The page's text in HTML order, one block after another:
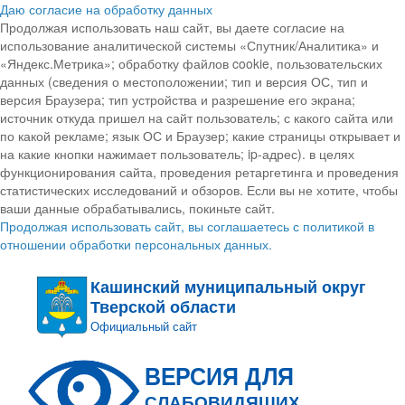
Даю согласие на обработку данных
Продолжая использовать наш сайт, вы даете согласие на
использование аналитической системы «Спутник/Аналитика» и
«Яндекс.Метрика»; обработку файлов cookie, пользовательских
данных (сведения о местоположении; тип и версия ОС, тип и
версия Браузера; тип устройства и разрешение его экрана;
источник откуда пришел на сайт пользователь; с какого сайта или
по какой рекламе; язык ОС и Браузер; какие страницы открывает и
на какие кнопки нажимает пользователь; ip-адрес). в целях
функционирования сайта, проведения ретаргетинга и проведения
статистических исследований и обзоров. Если вы не хотите, чтобы
ваши данные обрабатывались, покиньте сайт.
Продолжая использовать сайт, вы соглашаетесь с политикой в
отношении обработки персональных данных.